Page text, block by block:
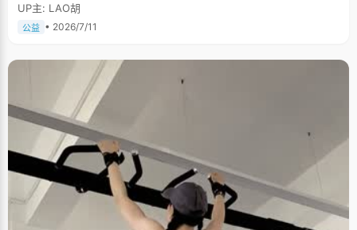
UP主: LAO胡
公益 • 2026/7/11